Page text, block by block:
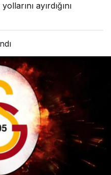
ayırdığını